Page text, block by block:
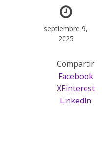
septiembre 9,
2025
Compartir
Facebook
XPinterest
LinkedIn